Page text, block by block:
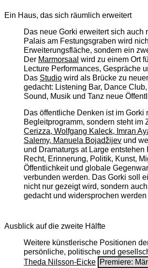
Ein Haus, das sich räumlich erweitert
Das neue Gorki erweitert sich auch
Palais am Festungsgraben wird
Erweiterungsfläche, sondern ein
Der Marmorsaal wird zu einem Ort
Lecture Performances, Gespräche
Das Studiowird als Brücke zu
gedacht: Listening Bar, Dance
Sound, Musik und Tanz neue
Das öffentliche Denken ist im Gorki
Begleitprogramm, sondern steht im
Cerizza, Wolfgang Kaleck, Imran
Salemy, Manuela Bojadžijevund
und Dramaturgs at Large entstehen
Recht, Erinnerung, Politik, Kunst,
Öffentlichkeit und globale
verbunden werden. Das Gorki soll
nicht nur gezeigt wird, sondern
gedacht und widersprochen werden
Ausblick auf die zweite Hälfte
Weitere künstlerische Positionen
persönliche, politische und
Theda Nilsson-Eicke Premiere: